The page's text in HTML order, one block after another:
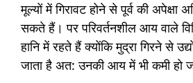
मूल्यों में गिरावट होने से पूर्व की अपेक्षा
सकते हैं। पर परिवर्तनशील आय वाले
हानि में रहते हैं क्योंकि मुद्रा गिरने से
जाता है अत: उनकी आय में भी कमी हो